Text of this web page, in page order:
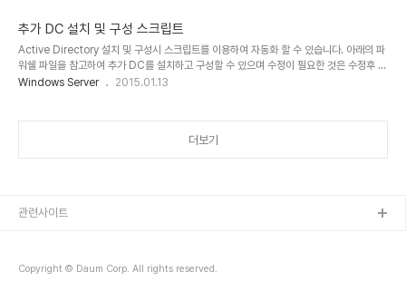
추가 DC 설치 및 구성 스크립트
Active Directory 설치 및 구성시 스크립트를 이용하여 자동화 할 수 있습니다. 아래의 파
워쉘 파일을 참고하여 추가 DC를 설치하고 구성할 수 있으며 수정이 필요한 것은 수정후 활
용하면 되겠습니다. - 참고 [Windows Server] - 2012 R2 Active Directory 설치 및
(Get-Credential) ` -CriticalReplicati..
Windows Server 2015.01.13
더보기
Copyright © Daum Corp. All rights reserved.
관련사이트